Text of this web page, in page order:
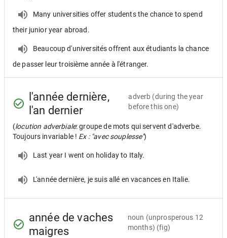
Many universities offer students the chance to spend
their junior year abroad.
Beaucoup d'universités offrent aux étudiants la chance
de passer leur troisième année à l'étranger.
l'année dernière,
l'an dernier
adverb (during the year
before this one)
(locution adverbiale: groupe de mots qui servent d'adverbe.
Toujours invariable ! Ex : "avec souplesse")
Last year I went on holiday to Italy.
L'année dernière, je suis allé en vacances en Italie.
année de vaches
maigres
noun (unprosperous 12
months) (fig)